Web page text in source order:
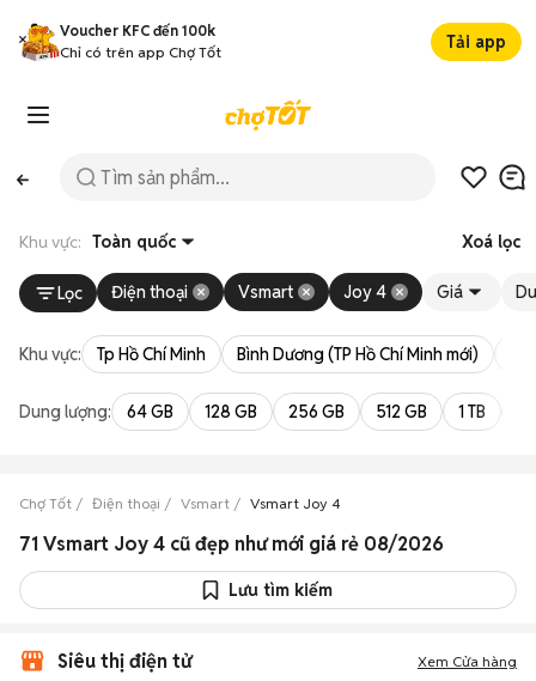
Voucher KFC đến 100k
Chỉ có trên app Chợ Tốt
Tải app
Khu vực: Toàn quốc Xoá lọc
Lọc Điện thoại Vsmart Joy 4 Giá
Khu vực: Tp Hồ Chí Minh Bình Dương (TP Hồ Chí Minh mới)
Dung lượng: 64 GB 128 GB 256 GB 512 GB 1 TB
Chợ Tốt Điện thoại Vsmart Vsmart Joy 4
71 Vsmart Joy 4 cũ đẹp như mới giá rẻ 08/2026
Lưu tìm kiếm
Siêu thị điện tử Xem Cửa hàng